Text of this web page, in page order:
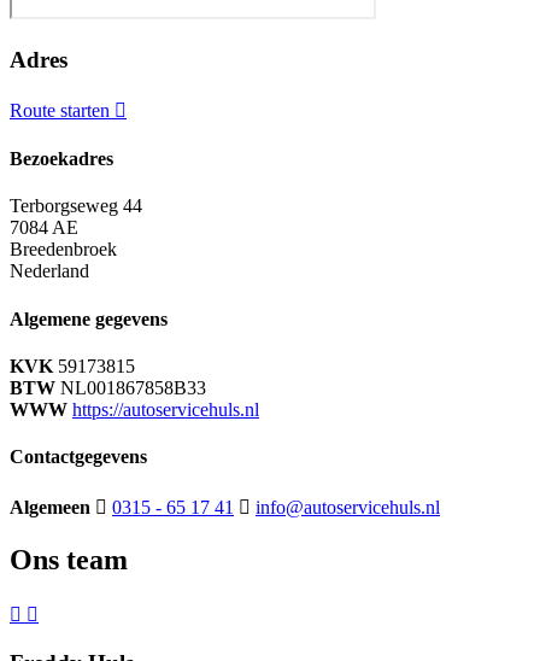
Adres
Route starten
Bezoekadres
Terborgseweg 44
7084 AE
Breedenbroek
Nederland
Algemene gegevens
KVK 59173815
BTW NL001867858B33
WWW https://autoservicehuls.nl
Contactgegevens
Algemeen 0315 - 65 17 41 info@autoservicehuls.nl
Ons team